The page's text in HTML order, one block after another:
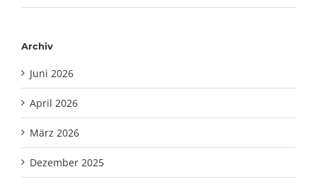
Archiv
Juni 2026
April 2026
März 2026
Dezember 2025